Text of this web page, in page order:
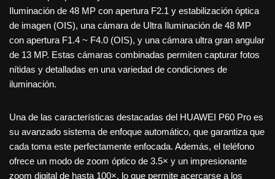
Iluminación de 48 MP con apertura F2.1 y estabilización óptica
de imagen (OIS), una cámara de Ultra Iluminación de 48 MP
con apertura F1.4 ~ F4.0 (OIS), y una cámara ultra gran angular
de 13 MP. Estas cámaras combinadas permiten capturar fotos
nítidas y detalladas en una variedad de condiciones de
iluminación.
Una de las características destacadas del HUAWEI P60 Pro es
su avanzado sistema de enfoque automático, que garantiza que
cada toma este perfectamente enfocada. Además, el teléfono
ofrece un modo de zoom óptico de 3.5× y un impresionante
zoom digital de hasta 100×, lo que permite acercarse a los